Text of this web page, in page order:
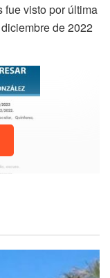
fue visto por última
de 2022